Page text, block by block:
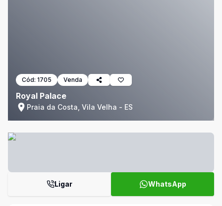
Cód: 1705 Venda
Royal Palace
Praia da Costa, Vila Velha - ES
Ligar WhatsApp